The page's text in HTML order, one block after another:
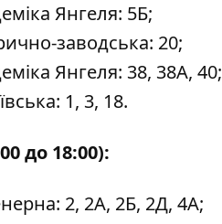
Янгеля: 5Б;
заводська: 20;
Янгеля: 38, 38А, 40;
1, 3, 18.
до 18:00):
2, 2А, 2Б, 2Д, 4А;